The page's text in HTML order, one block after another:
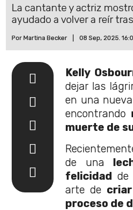
La cantante y actriz
ayudado a volver a reír
Por Martina Becker 08 Sep, 2025.
Kelly
dejar las
en una
encontrando
muerte de
de una
felicidad de
arte de
proceso de